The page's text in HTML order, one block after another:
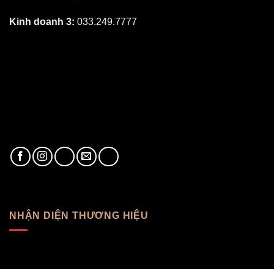
Kinh doanh 3: 033.249.7777
NHẬN DIỆN THƯƠNG HIỆU